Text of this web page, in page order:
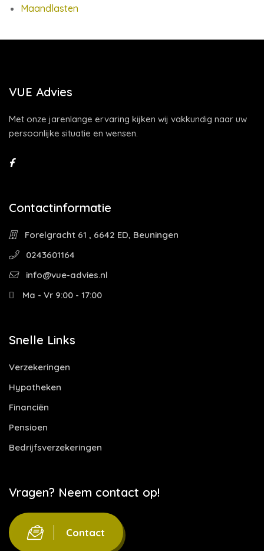
Maandlasten
VUE Advies
Met onze jarenlange ervaring kijken wij vakkundig naar uw
persoonlijke situatie en wensen.
Contactinformatie
Forelgracht 61 , 6642 ED, Beuningen
0243601164
info@vue-advies.nl
Ma - Vr 9:00 - 17:00
Snelle Links
Verzekeringen
Hypotheken
Financiën
Pensioen
Bedrijfsverzekeringen
Vragen? Neem contact op!
Contact